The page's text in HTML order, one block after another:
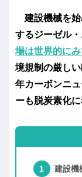
建設機械を始
するジーゼル
場は世界的に
境規制の厳し
年カーボンニ
ーも脱炭素化に
建設機